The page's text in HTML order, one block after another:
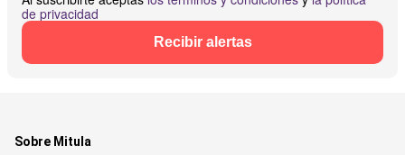
de privacidad
Recibir alertas
Sobre Mitula